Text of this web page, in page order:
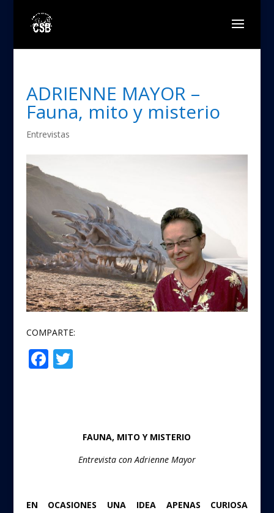
ADRIENNE MAYOR –
Fauna, mito y misterio
Entrevistas
COMPARTE:
F T
FAUNA, MITO Y MISTERIO
Entrevista con Adrienne Mayor
EN OCASIONES UNA IDEA APENAS CURIOSA